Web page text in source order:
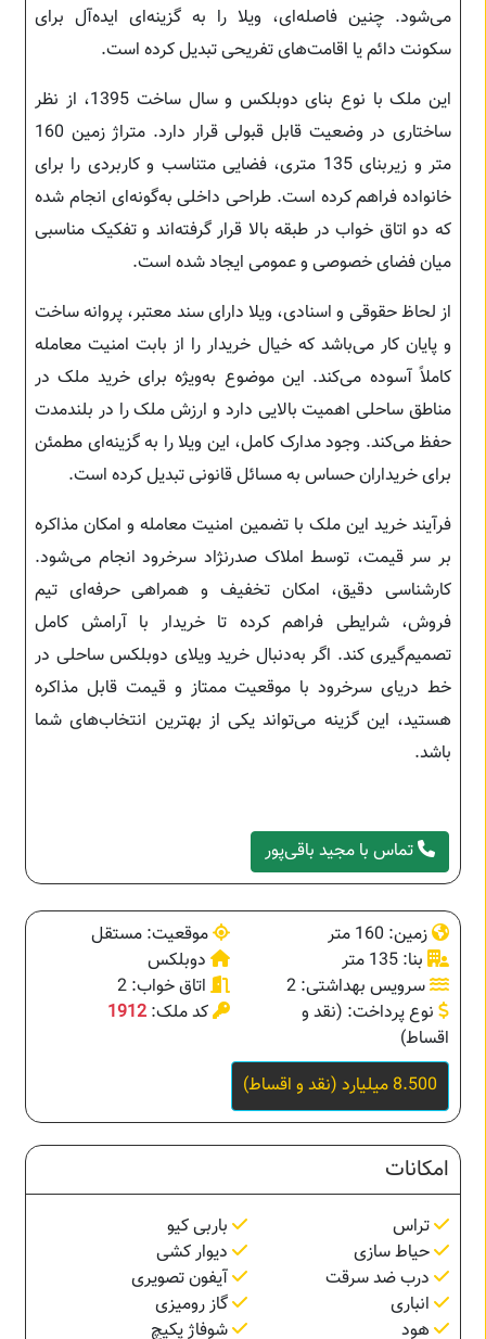
می‌شود. چنین فاصله‌ای، ویلا را به گزینه‌ای ایده‌آل برای
سکونت دائم یا اقامت‌های تفریحی تبدیل کرده است.
این ملک با نوع بنای دوبلکس و سال ساخت 1395، از نظر
ساختاری در وضعیت قابل قبولی قرار دارد. متراژ زمین 160
متر و زیربنای 135 متری، فضایی متناسب و کاربردی را برای
خانواده فراهم کرده است. طراحی داخلی به‌گونه‌ای انجام شده
که دو اتاق خواب در طبقه بالا قرار گرفته‌اند و تفکیک مناسبی
میان فضای خصوصی و عمومی ایجاد شده است.
از لحاظ حقوقی و اسنادی، ویلا دارای سند معتبر، پروانه ساخت
و پایان کار می‌باشد که خیال خریدار را از بابت امنیت معامله
کاملاً آسوده می‌کند. این موضوع به‌ویژه برای خرید ملک در
مناطق ساحلی اهمیت بالایی دارد و ارزش ملک را در بلندمدت
حفظ می‌کند. وجود مدارک کامل، این ویلا را به گزینه‌ای مطمئن
برای خریداران حساس به مسائل قانونی تبدیل کرده است.
فرآیند خرید این ملک با تضمین امنیت معامله و امکان مذاکره
بر سر قیمت، توسط املاک صدرنژاد سرخرود انجام می‌شود.
کارشناسی دقیق، امکان تخفیف و همراهی حرفه‌ای تیم
فروش، شرایطی فراهم کرده تا خریدار با آرامش کامل
تصمیم‌گیری کند. اگر به‌دنبال خرید ویلای دوبلکس ساحلی در
خط دریای سرخرود با موقعیت ممتاز و قیمت قابل مذاکره
هستید، این گزینه می‌تواند یکی از بهترین انتخاب‌های شما
باشد.
تماس با مجید باقی‌پور
زمین: 160 متر
موقعیت: مستقل
بنا: 135 متر
دوبلکس
سرویس بهداشتی: 2
اتاق خواب: 2
نوع پرداخت: (نقد و
اقساط)
کد ملک: 1912
8.500 میلیارد (نقد و اقساط)
امکانات
تراس
باربی کیو
حیاط سازی
دیوار کشی
درب ضد سرقت
آیفون تصویری
انباری
گاز رومیزی
هود
شوفاژ پکیچ